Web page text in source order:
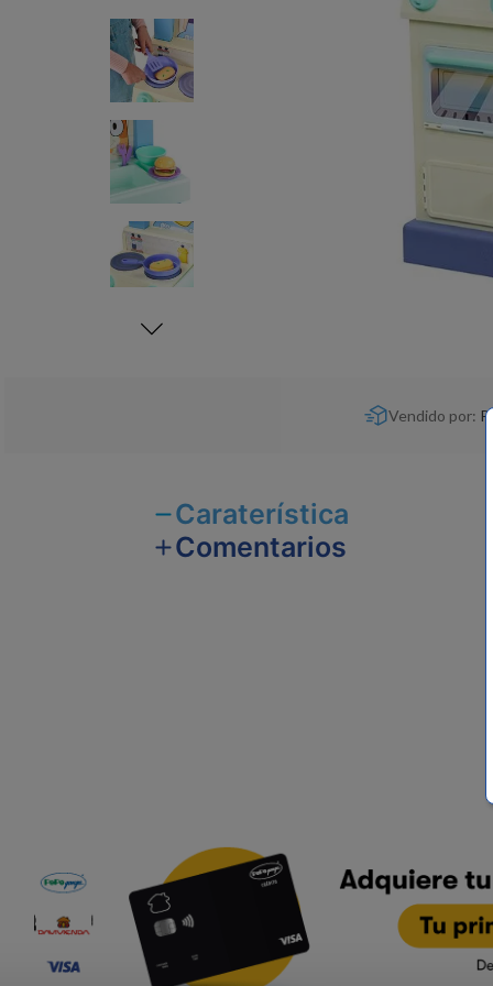
Vendido por:
Caraterística
Comentarios